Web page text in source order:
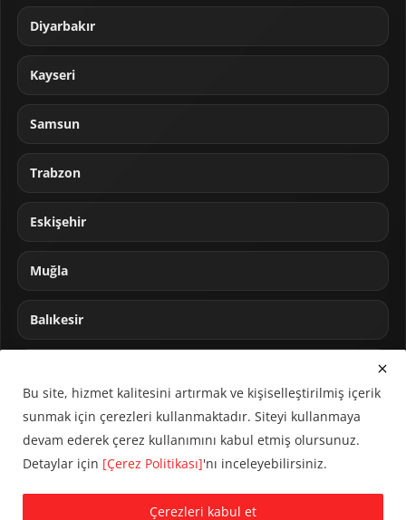
Diyarbakır
Kayseri
Samsun
Trabzon
Eskişehir
Muğla
Balıkesir
© 2024 CUMHA (Cumhur Haber Ajansı) Tüm hakları saklıdır.
Bu site, hizmet kalitesini artırmak ve kişiselleştirilmiş içerik
sunmak için çerezleri kullanmaktadır. Siteyi kullanmaya
devam ederek çerez kullanımını kabul etmiş olursunuz.
Detaylar için [Çerez Politikası]'nı inceleyebilirsiniz.
Çerezleri kabul et